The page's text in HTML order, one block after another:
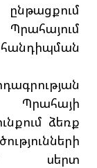
Պրահայի
ձեռք
սերտ